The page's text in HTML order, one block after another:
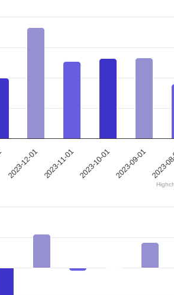
2023-12-01 2023-11-01 2023-10-01 2023-09-01